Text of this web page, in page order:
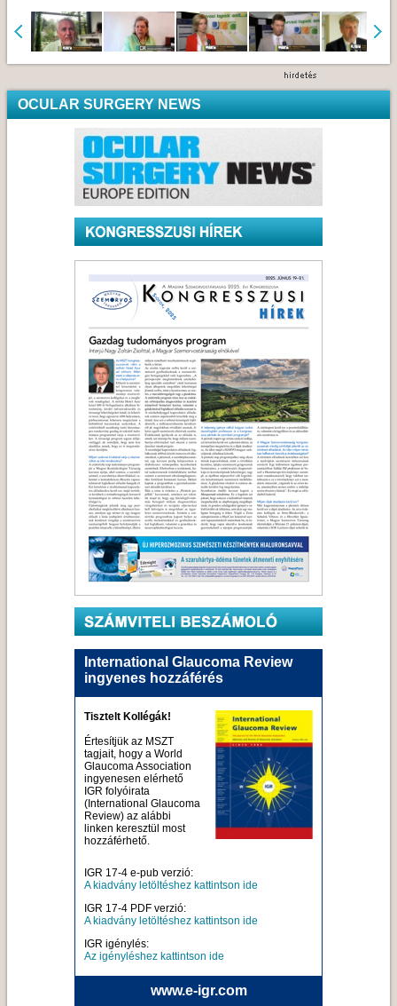
OCULAR SURGERY NEWS
International Glaucoma Review
ingyenes hozzáférés
Tisztelt Kollégák!
Értesítjük az MSZT
tagjait, hogy a World
Glaucoma Association
ingyenesen elérhető
IGR folyóirata
(International Glaucoma
Review) az alábbi
linken keresztül most
hozzáférhető.
IGR 17-4 e-pub verzió:
A kiadvány letöltéshez kattintson ide
IGR 17-4 PDF verzió:
A kiadvány letöltéshez kattintson ide
IGR igénylés:
Az igényléshez kattintson ide
www.e-igr.com